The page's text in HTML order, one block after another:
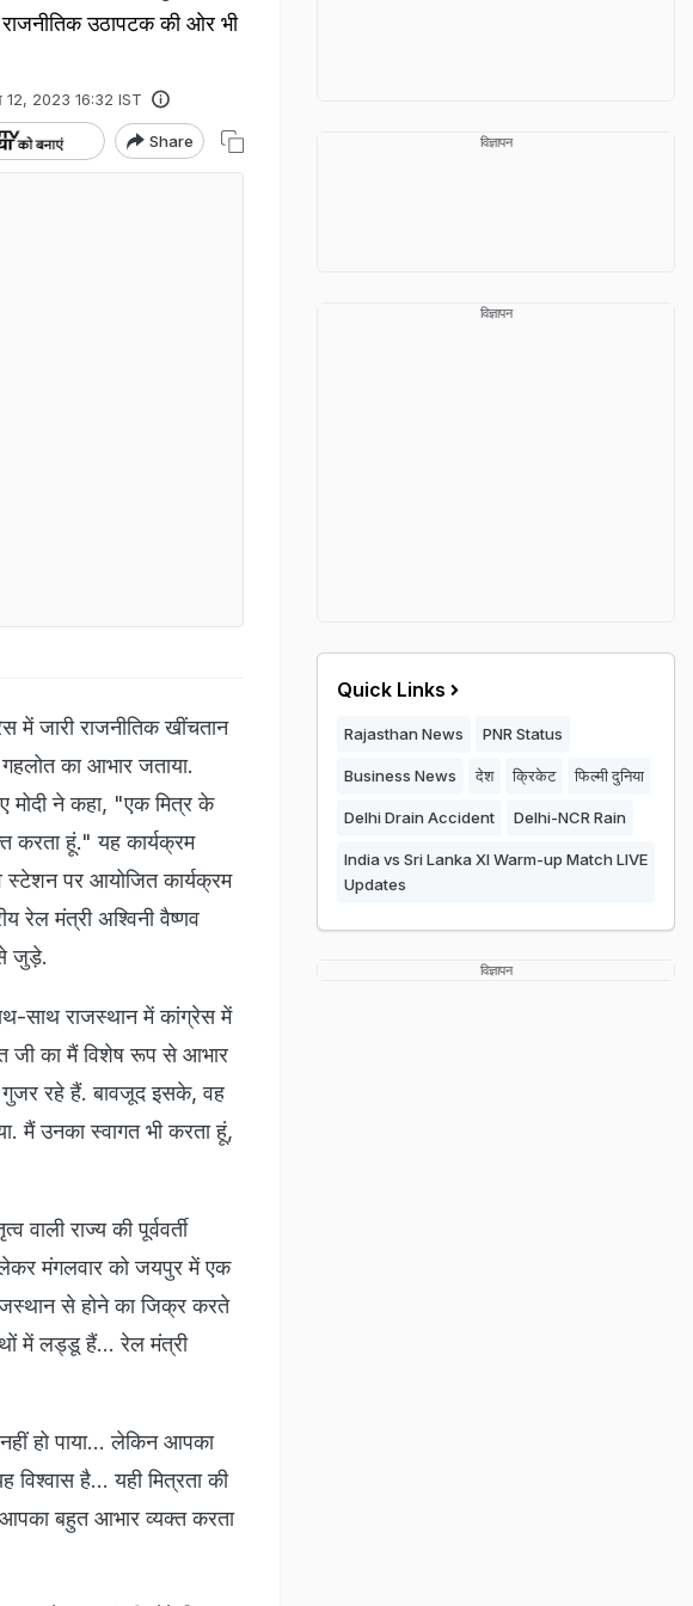
उठापटक की ओर भी
12, 2023 16:32 IST
Share
में जारी राजनीतिक खींचतान
का आभार जताया.
मोदी ने कहा, "एक मित्र के
करता हूं." यह कार्यक्रम
पर आयोजित कार्यक्रम
रेल मंत्री अश्‍व‍िनी वैष्‍णव
जुड़े.
साथ राजस्‍थान में कांग्रेस में
जी का मैं विशेष रूप से आभार
गुजर रहे हैं. बावजूद इसके, वह
मैं उनका स्‍वागत भी करता हूं,
राज्य की पूर्ववर्ती
लेकर मंगलवार को जयपुर में एक
से होने का जिक्र करते
में लड्डू हैं... रेल मंत्री
हो पाया... लेकिन आपका
है... यही म‍ित्रता की
बहुत आभार व्‍यक्‍त करता
विज्ञापन
विज्ञापन
Quick Links
Rajasthan News PNR Status
Business News देश क्रिकेट फिल्मी दुनिया
Delhi Drain Accident Delhi-NCR Rain
India vs Sri Lanka XI Warm-up Match LIVE
Updates
विज्ञापन